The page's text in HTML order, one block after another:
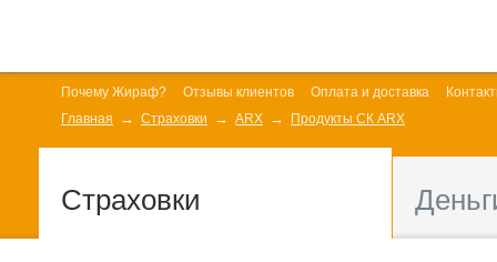
Почему Жираф? Отзывы клиентов Оплата и доставка
Главная
Страховки ARX Продукты СК ARX
Страховки